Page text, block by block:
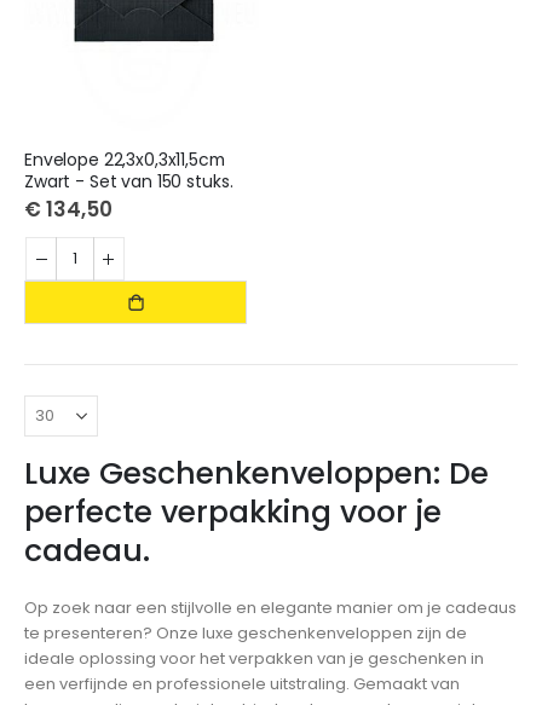
Envelope 22,3x0,3x11,5cm
Zwart - Set van 150 stuks.
€ 134,50
Luxe Geschenkenveloppen: De
perfecte verpakking voor je
cadeau.
Op zoek naar een stijlvolle en elegante manier om je cadeaus
te presenteren? Onze luxe geschenkenveloppen zijn de
ideale oplossing voor het verpakken van je geschenken in
een verfijnde en professionele uitstraling. Gemaakt van